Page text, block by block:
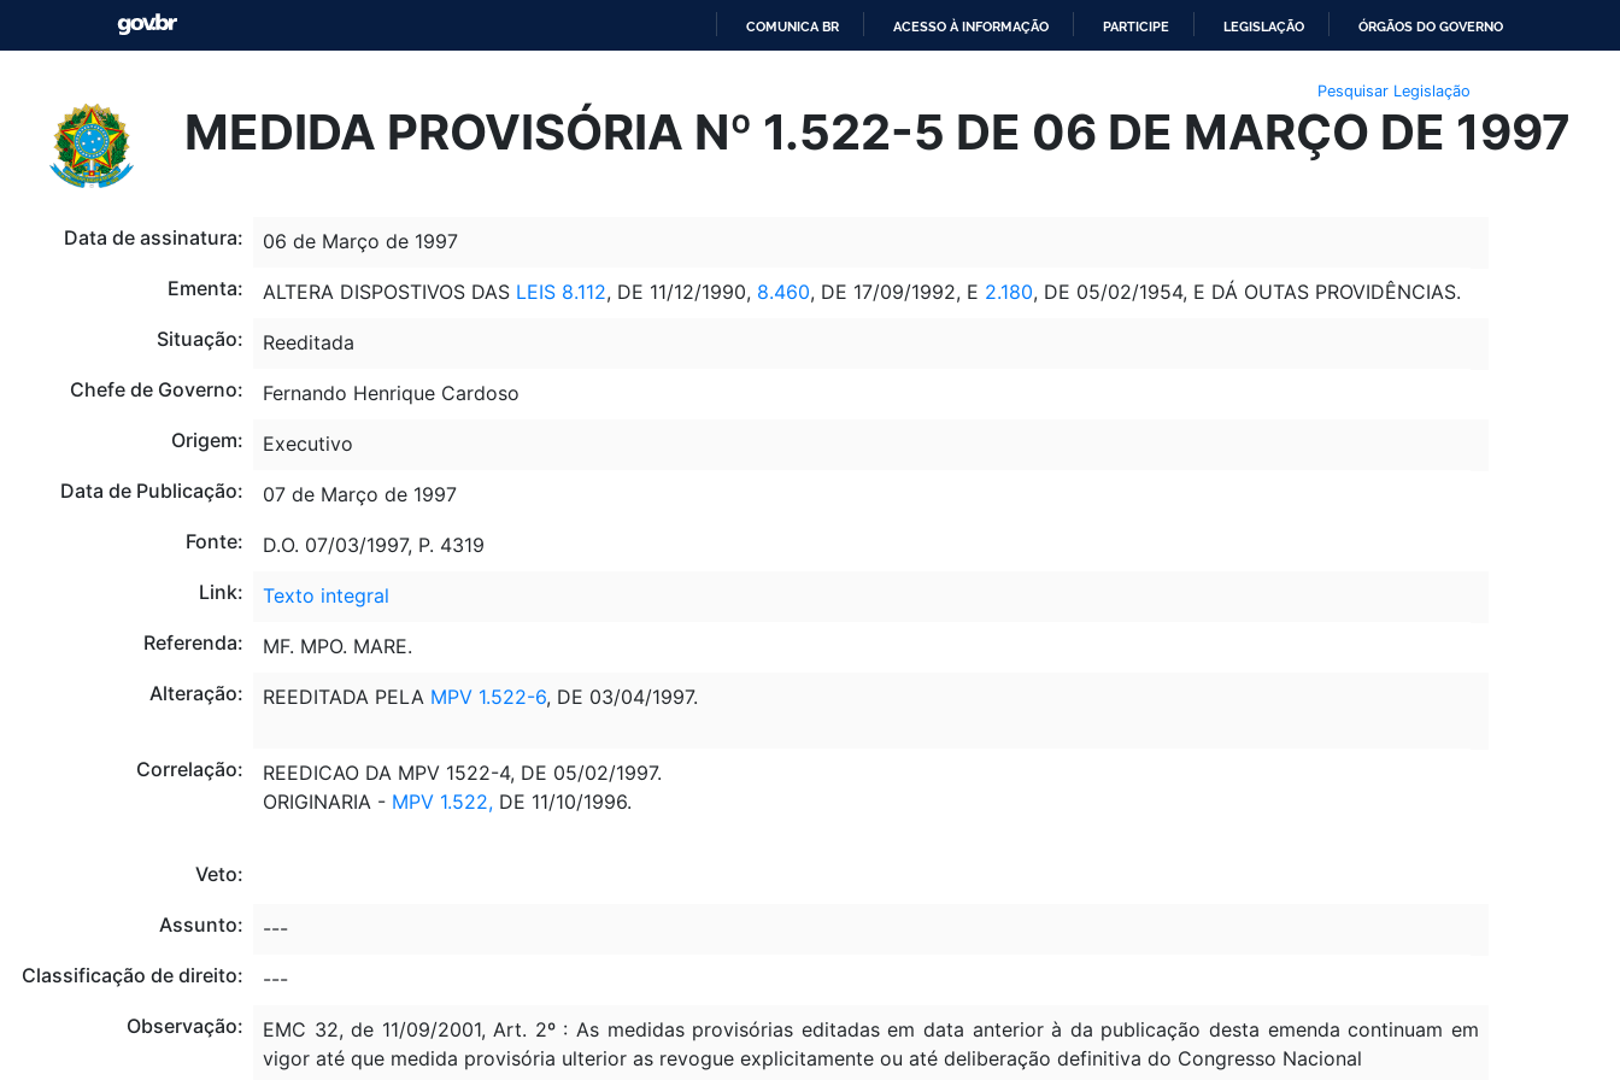
O
CONTEÚDO
COMUNICA BR ACESSO À INFORMAÇÃO PARTICIPE LEGISLAÇÃO ÓRGÃOS DO GOVERNO
Pesquisar Legislação
MEDIDA PROVISÓRIA Nº 1.522-5 DE 06 DE MARÇO DE 1997
Data de assinatura:
06 de Março de 1997
Ementa:
ALTERA DISPOSTIVOS DAS LEIS 8.112, DE 11/12/1990, 8.460, DE 17/09/1992, E 2.180, DE 05/02/1954, E DÁ OUTAS PROVIDÊNCIAS.
Situação:
Reeditada
Chefe de Governo:
Fernando Henrique Cardoso
Origem:
Executivo
Data de Publicação:
07 de Março de 1997
Fonte:
D.O. 07/03/1997, P. 4319
Link:
Texto integral
Referenda:
MF. MPO. MARE.
Alteração:
REEDITADA PELA MPV 1.522-6, DE 03/04/1997.
Correlação:
REEDICAO DA MPV 1522-4, DE 05/02/1997.
ORIGINARIA - MPV 1.522,DE 11/10/1996.
Veto:
Assunto:
---
Classificação de direito:
---
Observação:
EMC 32, de 11/09/2001, Art. 2º : As medidas provisórias editadas em data anterior à da publicação desta emenda continuam em
vigor até que medida provisória ulterior as revogue explicitamente ou até deliberação definitiva do Congresso Nacional